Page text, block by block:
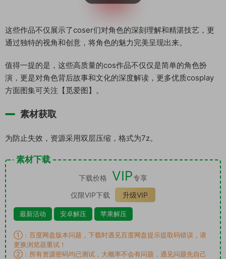
这些作品不仅展示了coser们对角色的深刻理解和精湛技艺，更
通过独特的视角和创意，将角色的魅力完美呈现出来。
值得一提的是，这些高质量的cos作品不仅仅是简单的角色扮
演，更是对角色背后故事和文化的深度解读，更多优质cosplay
方面图集可关注【觅爱图】。
素材获取
为防止失效，资源采用双层压缩，格式为7z。
素材下载
下载价格 VIP专享
仅限VIP下载
升级VIP
最新活动 安卓解压 苹果解压
①：百度网盘版本问题，下载时遇见百度网盘提示提取码错误，请
更换浏览器重试！
②：所有资源密码均已测试，大概率不会有问题，遇见问题先自己